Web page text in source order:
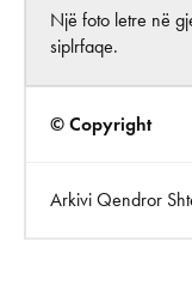
Një foto letre në
siplrfaqe.
© Copyright
Arkivi Qendror